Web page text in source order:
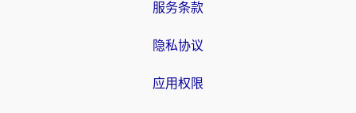
服务条款
隐私协议
应用权限